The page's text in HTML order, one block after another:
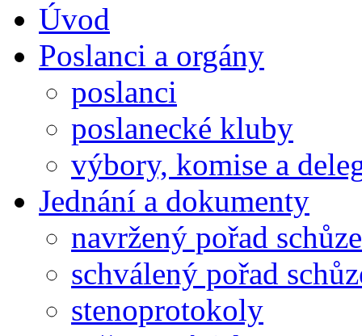
Úvod
Poslanci a orgány
poslanci
poslanecké kluby
výbory, komise a
Jednání a dokumenty
navržený pořad schůze
schválený pořad
stenoprotokoly